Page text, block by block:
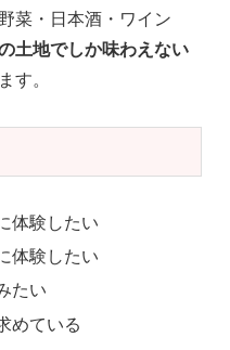
菜・日本酒・ワイン
土地でしか味わえない
す。
体験したい
体験したい
たい
めている